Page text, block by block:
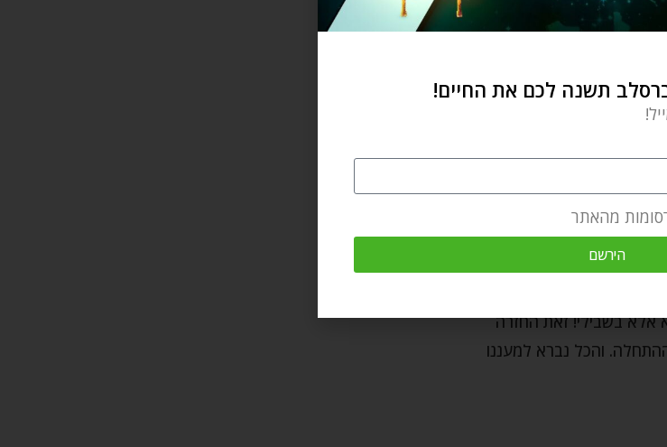
ספטמבר 18, 2022
חודש תשרי מלמד
אלא בשבילי! זאת החזרה
והכל נברא למעננו
תשנה לכם את החיים!
מהאתר
הירשם